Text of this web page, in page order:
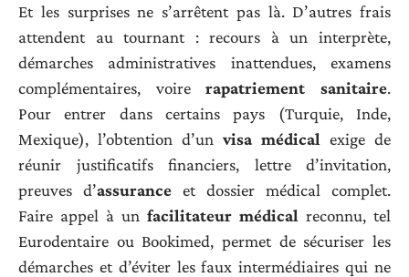
Et les surprises ne s’arrêtent pas là. D’autres frais
attendent au tournant : recours à un interprète,
démarches administratives inattendues, examens
complémentaires, voirerapatriement sanitaire.
Pour entrer dans certains pays (Turquie, Inde,
Mexique), l’obtention d’un visa médical exige de
réunir justificatifs financiers, lettre d’invitation,
preuves d’assurance et dossier médical complet.
Faire appel à un facilitateur médical reconnu, tel
Eurodentaire ou Bookimed, permet de sécuriser les
démarches et d’éviter les faux intermédiaires qui ne